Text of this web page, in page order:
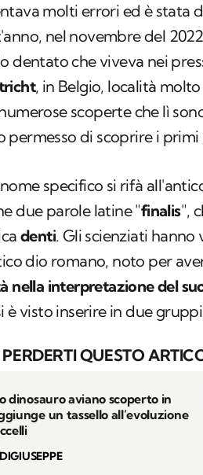
molti errori ed è stata
nel novembre del
dentato che viveva nei
, in Belgio, località
scoperte che lì
permesso di scoprire i
specifico si rifà
due parole latine "finalis",
denti. Gli scienziati
dio romano, noto per
nella interpretazione del
è visto inserire in due
QUESTO
dinosauro aviano scoperto in
un tassello all’evoluzione